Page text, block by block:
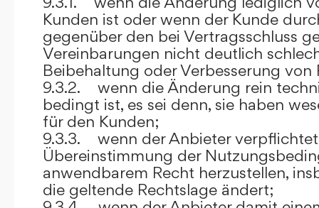
Kunden ist oder wenn der Kunde
gegenüber den bei Vertragsschluss
Vereinbarungen nicht deutlich
Beibehaltung oder Verbesserung
9.3.2. wenn die Änderung rein
bedingt ist, es sei denn, sie haben
für den Kunden;
9.3.3. wenn der Anbieter verpflichtet
Übereinstimmung der
anwendbarem Recht herzustellen,
die geltende Rechtslage ändert;